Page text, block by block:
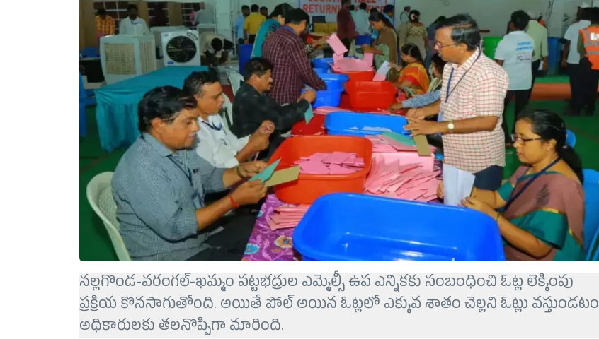
నల్లగొండ-వరంగల్-ఖమ్మం పట్టభద్రుల ఎమ్మెల్సీ ఉప ఎన్నికకు సంబంధించి ఓట్ల లెక్కింపు
ప్రక్రియ కొనసాగుతోంది. అయితే పోల్ అయిన ఓట్లలో ఎక్కువ శాతం చెల్లని ఓట్లు వస్తుండటం
అధికారులకు తలనొప్పిగా మారింది.